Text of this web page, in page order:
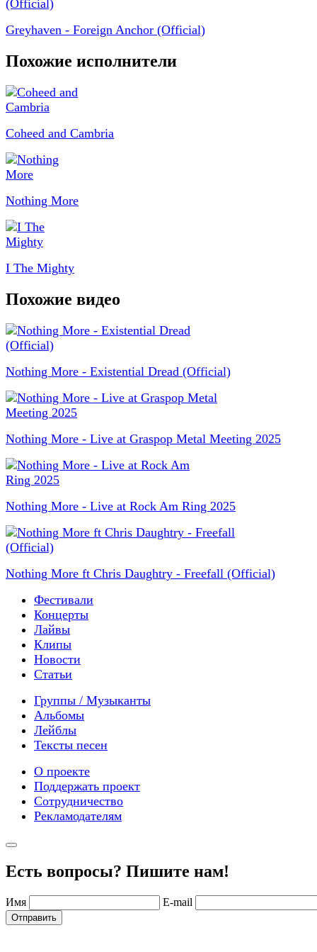
Greyhaven - Foreign Anchor (Official)
Похожие исполнители
Coheed and Cambria
Nothing More
I The Mighty
Похожие видео
Nothing More - Existential Dread (Official)
Nothing More - Live at Graspop Metal Meeting 2025
Nothing More - Live at Rock Am Ring 2025
Nothing More ft Chris Daughtry - Freefall (Official)
Фестивали
Концерты
Лайвы
Клипы
Новости
Статьи
Группы / Музыканты
Альбомы
Лейблы
Тексты песен
О проекте
Поддержать проект
Сотрудничество
Рекламодателям
Есть вопросы? Пишите нам!
Имя E-mail